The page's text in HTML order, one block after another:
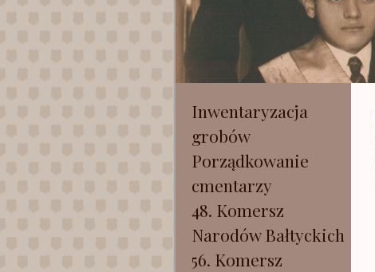
Inwentaryzacja
grobów
Porządkowanie
cmentarzy
48. Komersz
Narodów Bałtyckich
56. Komersz